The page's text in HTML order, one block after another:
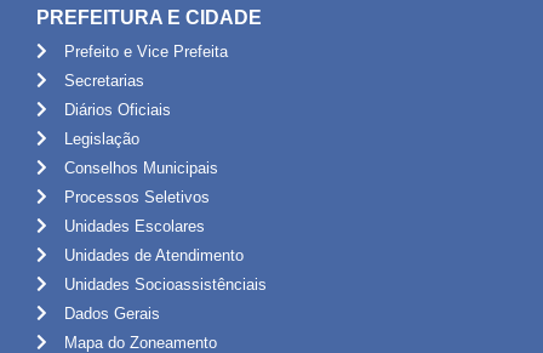
PREFEITURA E CIDADE
Prefeito e Vice Prefeita
Secretarias
Diários Oficiais
Legislação
Conselhos Municipais
Processos Seletivos
Unidades Escolares
Unidades de Atendimento
Unidades Socioassistênciais
Dados Gerais
Mapa do Zoneamento